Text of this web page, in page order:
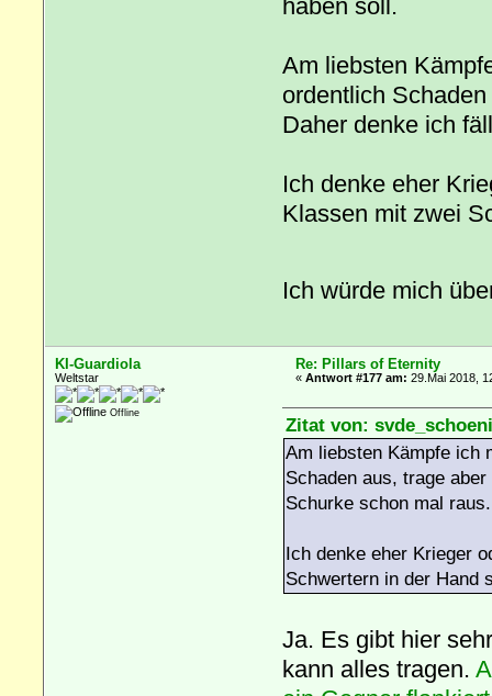
haben soll.
Am liebsten
ordentlich
Daher denke ich
Ich denke eher
Klassen mit zwei
Ich würde mich
KI-Guardiola
Weltstar
Offline
Re: Pillars of Eternity
«Antwort #177 am: 29.Mai 2018,
Zitat von:
Am liebsten Kämpfe ich
Schaden aus, trage
Schurke schon mal raus.
Ich denke eher Krieger
Schwertern in der Hand
Ja. Es gibt hier
kann alles tragen.